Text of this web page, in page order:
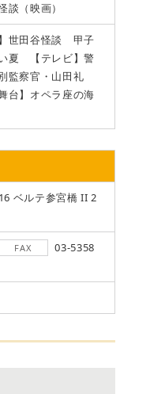
談（映画）
】世田谷怪談 甲子
夏 【テレビ】警
監察官・山田礼
】オペラ座の海
ベルテ参宮橋 II 2
FAX
03-5358